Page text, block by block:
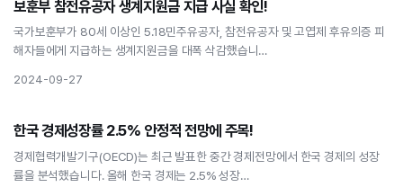
보훈부 참전유공자 생계지원금 지급 사실 확인!
보훈부 참전유공자 생계지원금 지급 사실 확인!
국가보훈부가 80세 이상인 5.18민주유공자, 참전유공자 및 고엽제 후유의증 피
해자들에게 지급하는 생계지원금을 대폭 삭감했습니…
2024-09-27
한국 경제성장률 2.5% 안정적 전망에 주목!
경제
한국 경제성장률 2.5% 안정적 전망에 주목!
경제협력개발기구(OECD)는 최근 발표한 중간 경제전망에서 한국 경제의 성장
률을 분석했습니다. 올해 한국 경제는 2.5% 성장…